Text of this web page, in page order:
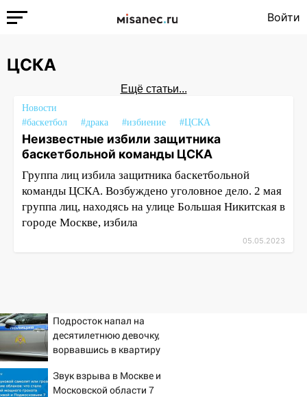
Войти
ЦСКА
Ещё статьи...
Новости
#баскетбол
#драка #избиение #ЦСКА
Неизвестные избили защитника
баскетбольной команды ЦСКА
Группа лиц избила защитника баскетбольной
команды ЦСКА. Возбуждено уголовное дело. 2 мая
группа лиц, находясь на улице Большая Никитская в
городе Москве, избила
05.05.2023
Подросток напал на
десятилетнюю девочку,
ворвавшись в квартиру
Звук взрыва в Москве и
Московской области 7